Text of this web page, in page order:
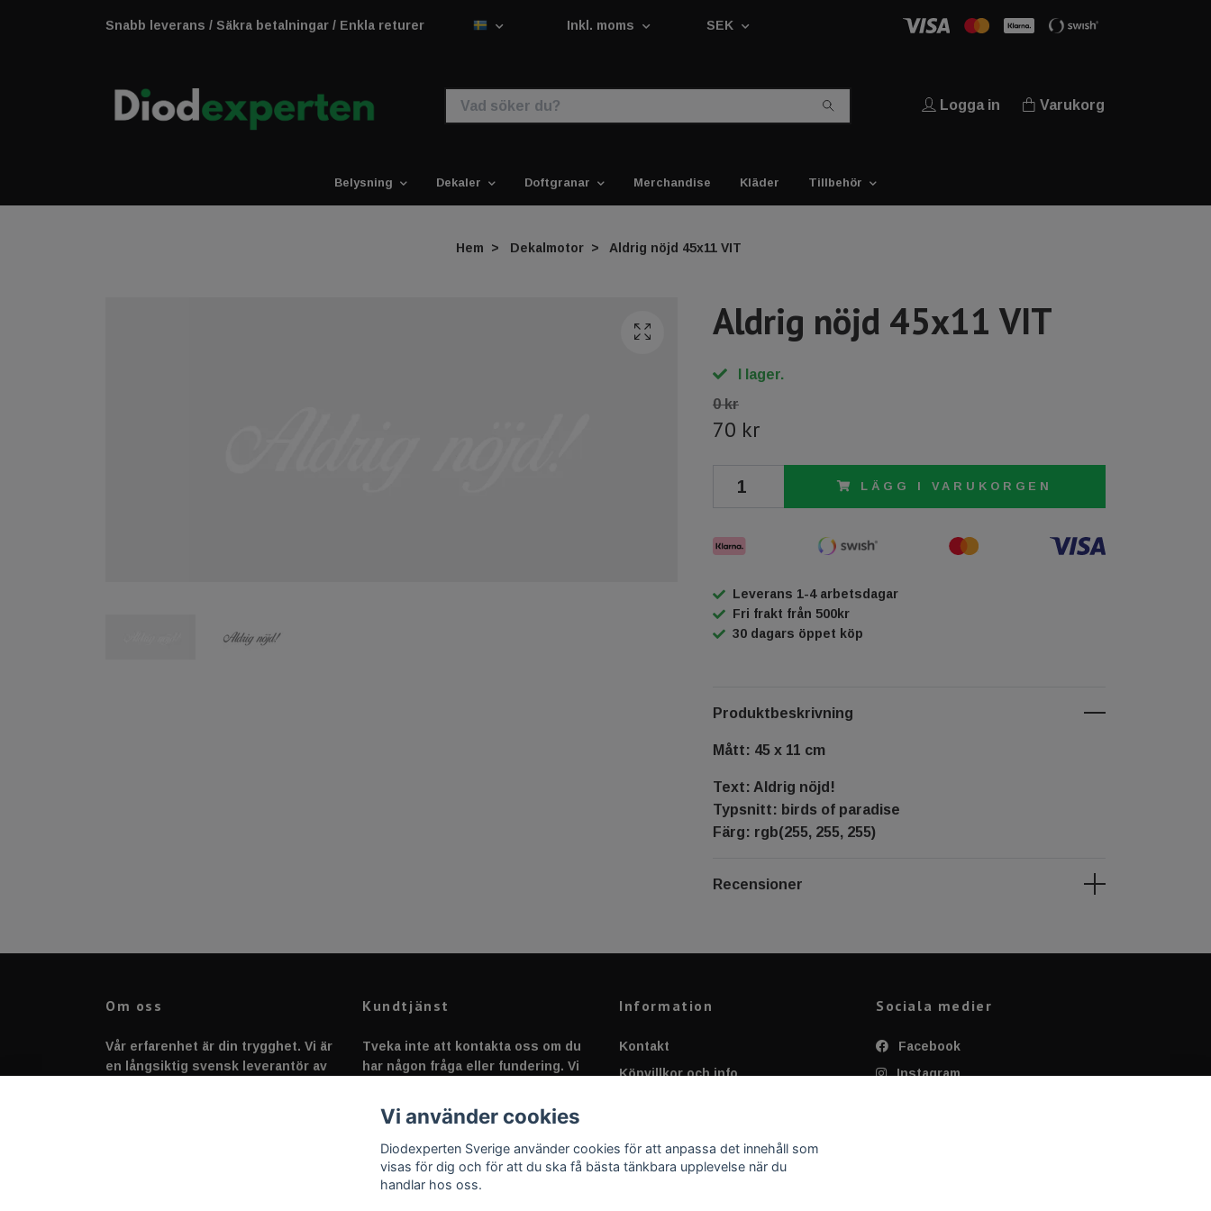
Snabb leverans / Säkra betalningar / Enkla returer Inkl. moms SEK
Logga in Varukorg
Belysning Dekaler Doftgranar Merchandise Kläder Tillbehör
Hem Dekalmotor Aldrig nöjd 45x11 VIT
Aldrig nöjd 45x11 VIT
I lager.
0 kr
70 kr
LÄGG I VARUKORGEN
Leverans 1-4 arbetsdagar
Fri frakt från 500kr
30 dagars öppet köp
Produktbeskrivning
Mått: 45 x 11 cm
Text: Aldrig nöjd!
Typsnitt: birds of paradise
Färg: rgb(255, 255, 255)
Recensioner
Om oss
Vår erfarenhet är din trygghet. Vi är
en långsiktig svensk leverantör av
Kundtjänst
Tveka inte att kontakta oss om du
har någon fråga eller fundering. Vi
Information
Kontakt
Köpvillkor och info
Applicering av Dekal
Sociala medier
Facebook
Instagram
Vi använder cookies
Diodexperten Sverige använder cookies för att anpassa det innehåll som
visas för dig och för att du ska få bästa tänkbara upplevelse när du
handlar hos oss.